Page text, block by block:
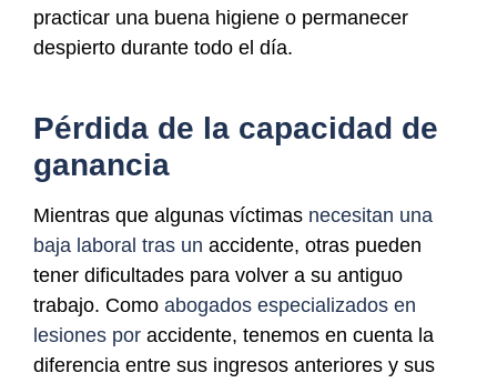
practicar una buena higiene o permanecer
despierto durante todo el día.
Pérdida de la capacidad de
ganancia
Mientras que algunas víctimas necesitan una
baja laboral tras un accidente, otras pueden
tener dificultades para volver a su antiguo
trabajo. Como abogados especializados en
lesiones por accidente, tenemos en cuenta la
diferencia entre sus ingresos anteriores y sus